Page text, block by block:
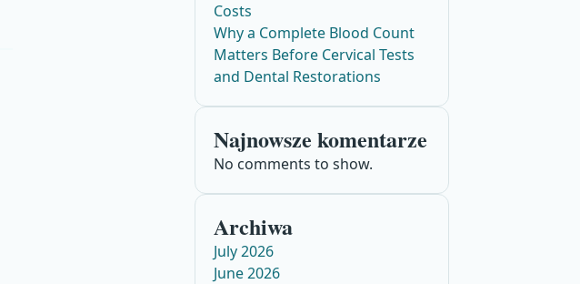
Costs
Why a Complete Blood Count
Matters Before Cervical Tests
and Dental Restorations
Najnowsze komentarze
No comments to show.
Archiwa
July 2026
June 2026